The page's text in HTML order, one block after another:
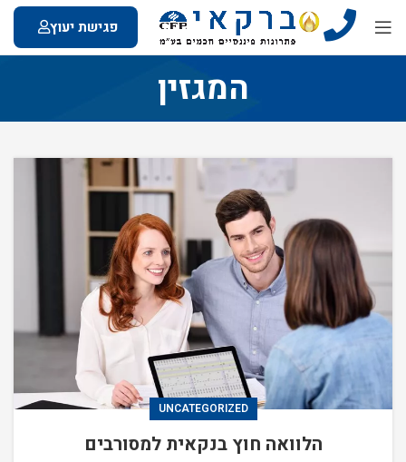
פגישת יעוץ
המגזין
UNCATEGORIZED
הלוואה חוץ בנקאית למסורבים